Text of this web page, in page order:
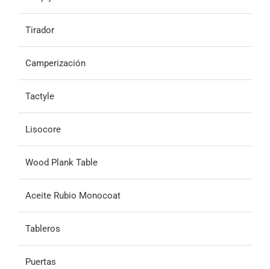
Tirador
Camperización
Tactyle
Lisocore
Wood Plank Table
Aceite Rubio Monocoat
Tableros
Puertas